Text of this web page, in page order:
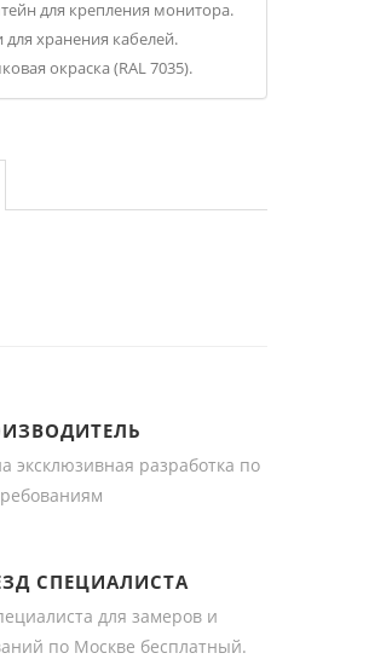
для крепления монитора.
для хранения кабелей.
окраска (RAL 7035).
эксклюзивная разработка по
СПЕЦИАЛИСТА
для замеров и
по Москве бесплатный.